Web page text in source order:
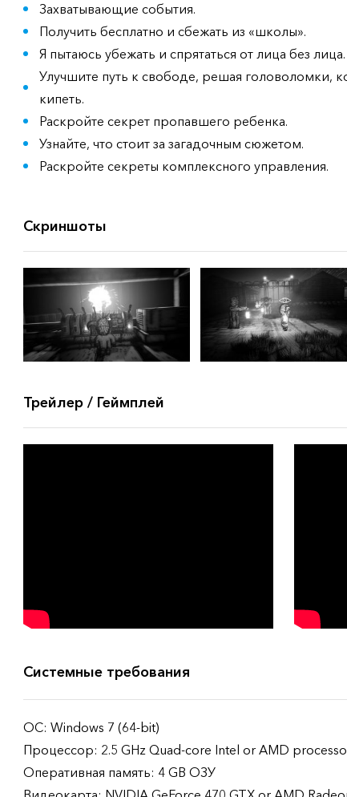
Захватывающие события.
Получить бесплатно и сбежать из «школы».
Я пытаюсь убежать и спрятаться от лица без лица.
Улучшите путь к свободе, решая головоломки,
кипеть.
Раскройте секрет пропавшего ребенка.
Узнайте, что стоит за загадочным сюжетом.
Раскройте секреты комплексного управления.
Скриншоты
Трейлер / Геймплей
Системные требования
ОС: Windows 7 (64-bit)
Процессор: 2.5 GHz Quad-core Intel or AMD
Оперативная память: 4 GB ОЗУ